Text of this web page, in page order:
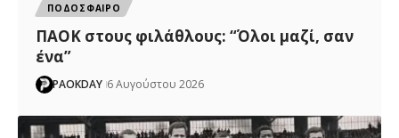
ΠΟΔΟΣΦΑΙΡΟ
ΠΑΟΚ στους φιλάθλους: “Όλοι μαζί, σαν
ένα”
PAOKDAY 6 Αυγούστου 2026